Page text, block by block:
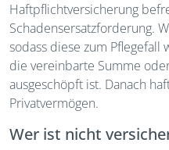
Haftpflichtversicherung
Schadensersatzforderung.
sodass diese zum Pflegefall
die vereinbarte Summe
ausgeschöpft ist. Danach
Privatvermögen.
Wer ist nicht